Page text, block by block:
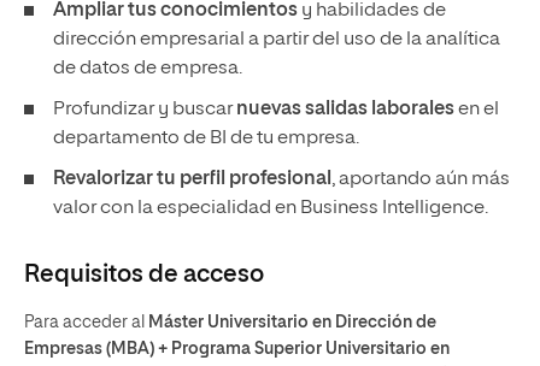
Ampliar tus conocimientos y habilidades de
dirección empresarial a partir del uso de la analítica
de datos de empresa.
Profundizar y buscarnuevas salidas laboralesen el
departamento de BI de tu empresa.
Revalorizar tu perfil profesional , aportando aún más
valor con la especialidad en Business Intelligence.
Requisitos de acceso
Para acceder al Máster Universitario en Dirección de
Empresas (MBA) + Programa Superior Universitario en